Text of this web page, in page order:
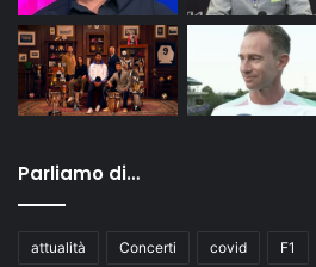
Parliamo di…
attualità Concerti covid F1